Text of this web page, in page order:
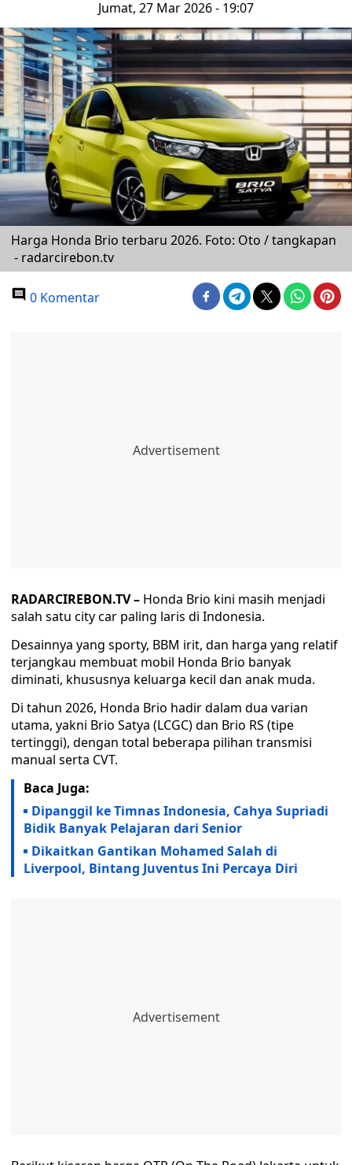
Jumat, 27 Mar 2026 - 19:07
Harga Honda Brio terbaru 2026. Foto: Oto / tangkapan
- radarcirebon.tv
0 Komentar
RADARCIREBON.TV – Honda Brio kini masih menjadi
salah satu city car paling laris di Indonesia.
Desainnya yang sporty, BBM irit, dan harga yang relatif
terjangkau membuat mobil Honda Brio banyak
diminati, khususnya keluarga kecil dan anak muda.
Di tahun 2026, Honda Brio hadir dalam dua varian
utama, yakni Brio Satya (LCGC) dan Brio RS (tipe
tertinggi), dengan total beberapa pilihan transmisi
manual serta CVT.
Baca Juga:
Dipanggil ke Timnas Indonesia, Cahya Supriadi
Bidik Banyak Pelajaran dari Senior
Dikaitkan Gantikan Mohamed Salah di
Liverpool, Bintang Juventus Ini Percaya Diri